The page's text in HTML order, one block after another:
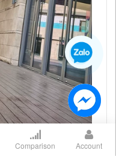
Comparison Account